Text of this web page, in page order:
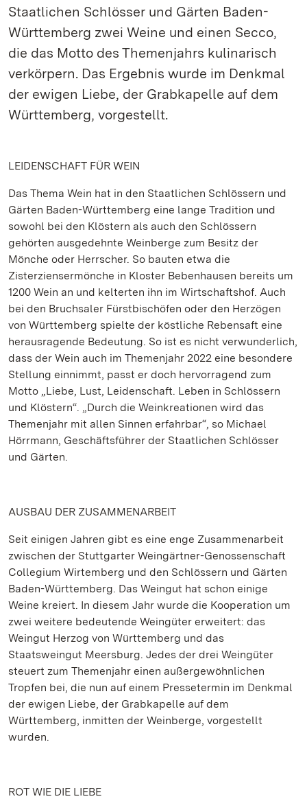
Staatlichen Schlösser und Gärten Baden-
Württemberg zwei Weine und einen Secco,
die das Motto des Themenjahrs kulinarisch
verkörpern. Das Ergebnis wurde im Denkmal
der ewigen Liebe, der Grabkapelle auf dem
Württemberg, vorgestellt.
LEIDENSCHAFT FÜR WEIN
Das Thema Wein hat in den Staatlichen Schlössern und
Gärten Baden-Württemberg eine lange Tradition und
sowohl bei den Klöstern als auch den Schlössern
gehörten ausgedehnte Weinberge zum Besitz der
Mönche oder Herrscher. So bauten etwa die
Zisterziensermönche in Kloster Bebenhausen bereits um
1200 Wein an und kelterten ihn im Wirtschaftshof. Auch
bei den Bruchsaler Fürstbischöfen oder den Herzögen
von Württemberg spielte der köstliche Rebensaft eine
herausragende Bedeutung. So ist es nicht verwunderlich,
dass der Wein auch im Themenjahr 2022 eine besondere
Stellung einnimmt, passt er doch hervorragend zum
Motto „Liebe, Lust, Leidenschaft. Leben in Schlössern
und Klöstern“. „Durch die Weinkreationen wird das
Themenjahr mit allen Sinnen erfahrbar“, so Michael
Hörrmann, Geschäftsführer der Staatlichen Schlösser
und Gärten.
AUSBAU DER ZUSAMMENARBEIT
Seit einigen Jahren gibt es eine enge Zusammenarbeit
zwischen der Stuttgarter Weingärtner-Genossenschaft
Collegium Wirtemberg und den Schlössern und Gärten
Baden-Württemberg. Das Weingut hat schon einige
Weine kreiert. In diesem Jahr wurde die Kooperation um
zwei weitere bedeutende Weingüter erweitert: das
Weingut Herzog von Württemberg und das
Staatsweingut Meersburg. Jedes der drei Weingüter
steuert zum Themenjahr einen außergewöhnlichen
Tropfen bei, die nun auf einem Pressetermin im Denkmal
der ewigen Liebe, der Grabkapelle auf dem
Württemberg, inmitten der Weinberge, vorgestellt
wurden.
ROT WIE DIE LIEBE